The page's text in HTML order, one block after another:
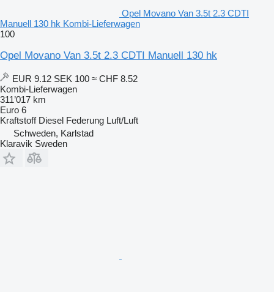
Opel Movano Van 3.5t 2.3 CDTI
Manuell 130 hk Kombi-Lieferwagen
100
Opel Movano Van 3.5t 2.3 CDTI Manuell 130 hk
EUR 9.12 SEK 100 ≈ CHF 8.52
Kombi-Lieferwagen
311’017 km
Euro 6
Kraftstoff Diesel Federung Luft/Luft
Schweden, Karlstad
Klaravik Sweden